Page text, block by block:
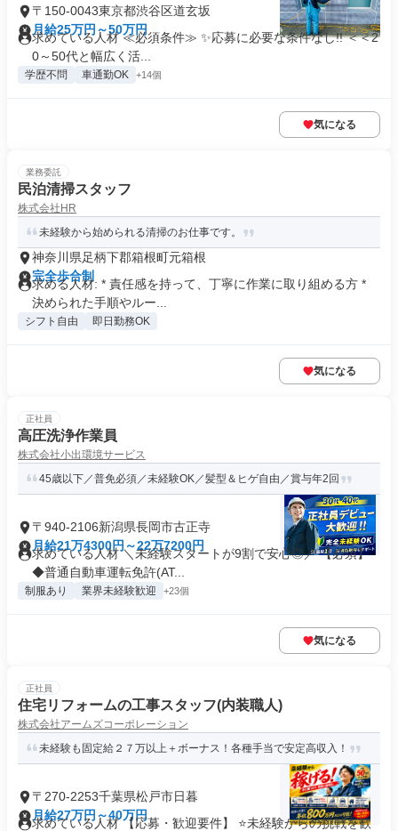
〒150-0043東京都渋谷区道玄坂
月給25万円～50万円
求めている人材 ≪必須条件≫ ✨応募に必要な条件なし!! ＜＜2
0～50代と幅広く活...
学歴不問 車通勤OK +14個
気になる
業務委託
民泊清掃スタッフ
株式会社HR
未経験から始められる清掃のお仕事です。
神奈川県足柄下郡箱根町元箱根
完全歩合制
求める人材: * 責任感を持って、丁寧に作業に取り組める方 *
決められた手順やルー...
シフト自由 即日勤務OK
気になる
正社員
高圧洗浄作業員
株式会社小出環境サービス
45歳以下／普免必須／未経験OK／髪型＆ヒゲ自由／賞与年2回
〒940-2106新潟県長岡市古正寺
月給21万4300円～22万7200円
求めている人材 ＼未経験スタートが9割で安心◎／ 【必須】
◆普通自動車運転免許(AT...
制服あり 業界未経験歓迎 +23個
気になる
正社員
住宅リフォームの工事スタッフ(内装職人)
株式会社アームズコーポレーション
未経験も固定給２７万以上＋ボーナス！各種手当で安定高収入！
〒270-2253千葉県松戸市日暮
月給27万円～40万円
求めている人材 【応募・歓迎要件】 ⭐未経験からの挑戦を歓